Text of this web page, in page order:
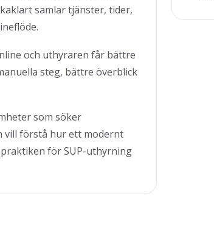
samlar tjänster, tider,
och uthyraren får bättre
steg, bättre överblick
som söker
vill förstå hur ett modernt
för SUP-uthyrning